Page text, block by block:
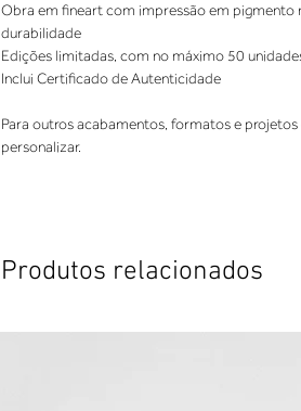
Obra em fineart com impressão em pigmento
durabilidade
Edições limitadas, com no máximo 50
Inclui Certificado de Autenticidade
Para outros acabamentos, formatos e
personalizar.
Produtos relacionados